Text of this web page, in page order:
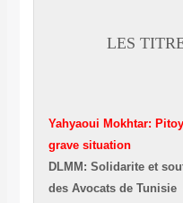
LES
Yahyaoui Mokhtar:
grave situation
DLMM: Solidarite et
des Avocats de